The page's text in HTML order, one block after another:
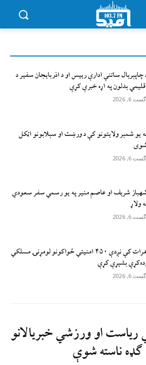
چاپېریال ساتنې ادارې رییس او د اذربایجان سفیر د
بدلون په اړه خبرې کړې
6, 2026
یو شمېر ولایتونو کې د ورښت او سېلابونو اټکل
6, 2026
شریف او عاصم منیر په یو رسمي سفر سعودي
ولاړ
6, 2026
هرات کې نږدې ۴۵۰ امنيتي ځواکونو لومړنۍ مسلکي
بشپړې کړې
6, 2026
او ورزشي خبریالانو
ناسته شوې